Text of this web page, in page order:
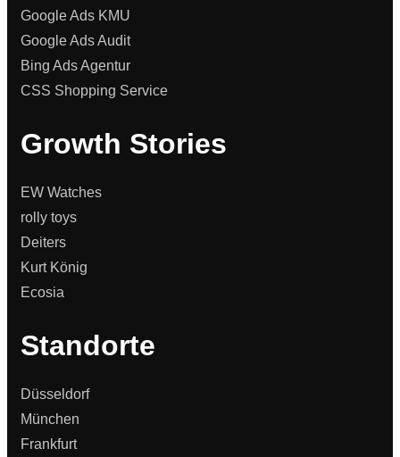
Google Ads KMU
Google Ads Audit
Bing Ads Agentur
CSS Shopping Service
Growth Stories
EW Watches
rolly toys
Deiters
Kurt König
Ecosia
Standorte
Düsseldorf
München
Frankfurt